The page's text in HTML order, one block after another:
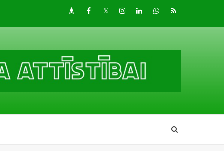
DraugiemFacebook
TwitterInstagram
LinkedInwhatsapp
RSS